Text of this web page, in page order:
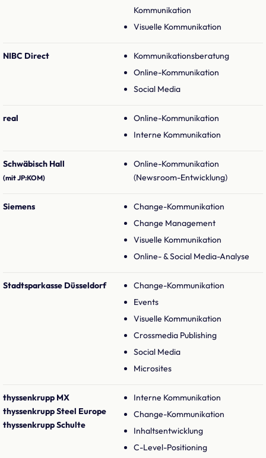
Kommunikation
Visuelle Kommunikation
NIBC Direct
Kommunikationsberatung
Online-Kommunikation
Social Media
real
Online-Kommunikation
Interne Kommunikation
Schwäbisch Hall
(mit JP:KOM)
Online-Kommunikation
(Newsroom-Entwicklung)
Siemens
Change-Kommunikation
Change Management
Visuelle Kommunikation
Online- & Social Media-Analyse
Stadtsparkasse Düsseldorf
Change-Kommunikation
Events
Visuelle Kommunikation
Crossmedia Publishing
Social Media
Microsites
thyssenkrupp MX
thyssenkrupp Steel Europe
thyssenkrupp Schulte
Interne Kommunikation
Change-Kommunikation
Inhaltsentwicklung
C-Level-Positioning